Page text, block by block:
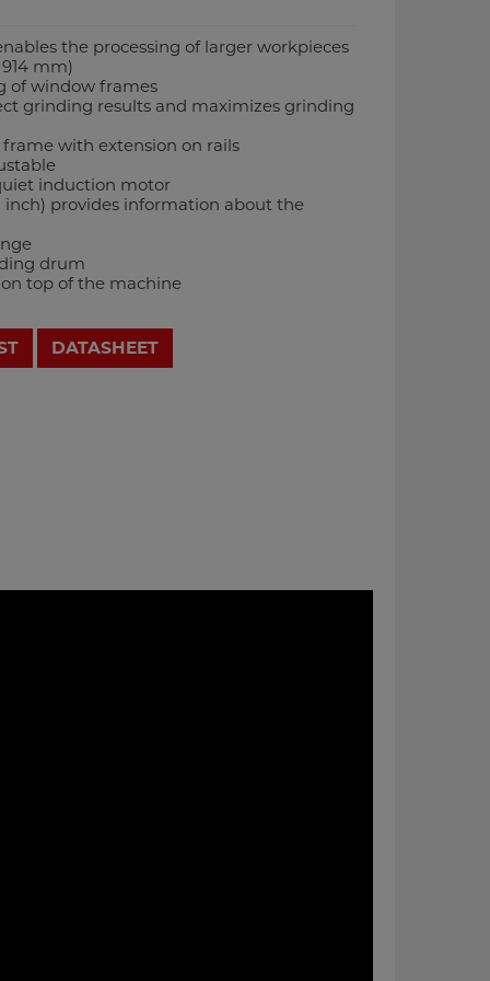
the processing of larger workpieces
mm)
of window frames
grinding results and maximizes grinding
with extension on rails
induction motor
provides information about the
drum
top of the machine
DATASHEET